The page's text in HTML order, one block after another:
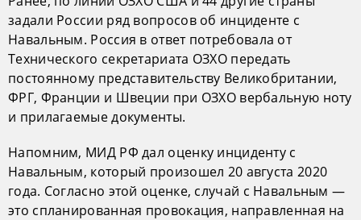
задали России ряд вопросов об инциденте с
Навальным. Россия в ответ потребовала от
Технического секретариата ОЗХО передать
постоянному представительству Великобритании,
ФРГ, Франции и Швеции при ОЗХО вербальную ноту
и прилагаемые документы.
Напомним, МИД РФ дал оценку инциденту с
Навальным, который произошел 20 августа 2020
года. Согласно этой оценке, случай с Навальным —
это спланированная провокация, направленная на